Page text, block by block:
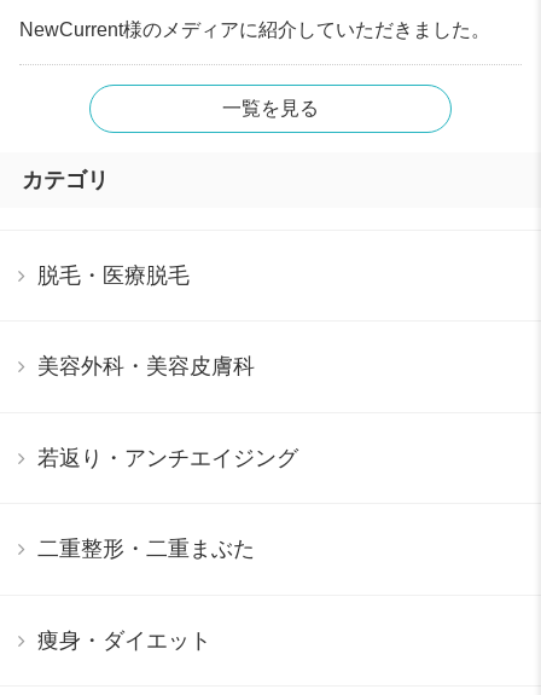
NewCurrent様のメディアに紹介していただきました。
一覧を見る
カテゴリ
脱毛・医療脱毛
美容外科・美容皮膚科
若返り・アンチエイジング
二重整形・二重まぶた
痩身・ダイエット